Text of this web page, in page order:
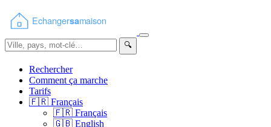
🔍
Rechercher
Comment ça marche
Tarifs
🇫🇷 Français
🇫🇷 Français
🇬🇧 English